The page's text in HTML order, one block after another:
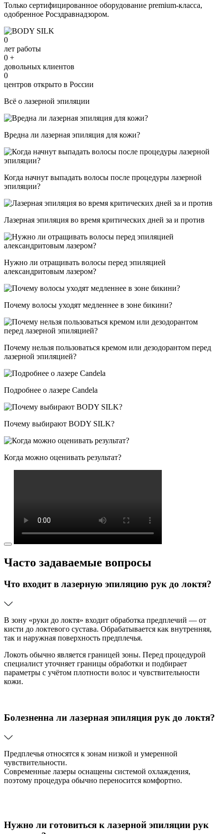
Только сертифицированное оборудование premium-класса,
одобренное Росздравнадзором.
0
лет работы
0 +
довольных клиентов
0
центров открыто в России
Всё о лазерной эпиляции
Вредна ли лазерная эпиляция для кожи?
Когда начнут выпадать волосы после процедуры лазерной
эпиляции?
Лазерная эпиляция во время критических дней за и против
Нужно ли отращивать волосы перед эпиляцией
александритовым лазером?
Почему волосы уходят медленнее в зоне бикини?
Почему нельзя пользоваться кремом или дезодорантом перед
лазерной эпиляцией?
Подробнее о лазере Candela
Почему выбирают BODY SILK?
Когда можно оценивать результат?
Часто задаваемые вопросы
Что входит в лазерную эпиляцию рук до локтя?
В зону «руки до локтя» входит обработка предплечий — от
кисти до локтевого сустава. Обрабатывается как внутренняя,
так и наружная поверхность предплечья.
Локоть обычно является границей зоны. Перед процедурой
специалист уточняет границы обработки и подбирает
параметры с учётом плотности волос и чувствительности
кожи.
Болезненна ли лазерная эпиляция рук до локтя?
Предплечья относятся к зонам низкой и умеренной
чувствительности.
Современные лазеры оснащены системой охлаждения,
поэтому процедура обычно переносится комфортно.
Нужно ли готовиться к лазерной эпиляции рук